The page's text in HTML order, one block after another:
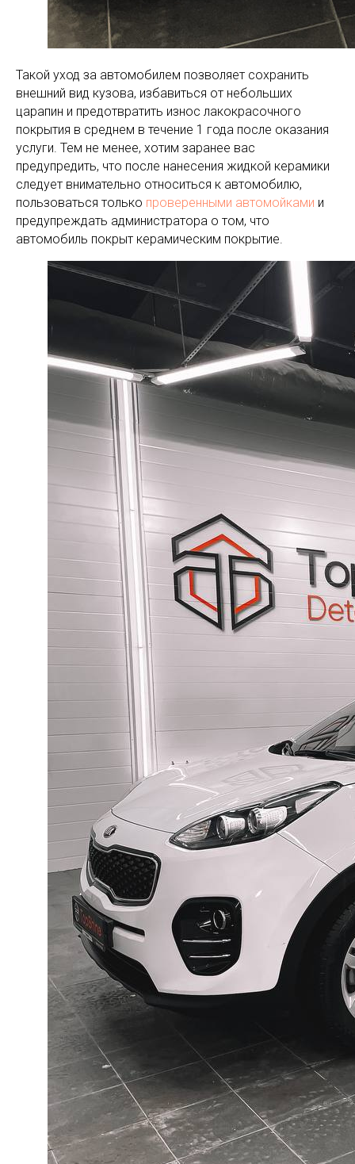
Такой уход за автомобилем позволяет сохранить
внешний вид кузова, избавиться от небольших
царапин и предотвратить износ лакокрасочного
покрытия в среднем в течение 1 года после оказания
услуги. Тем не менее, хотим заранее вас
предупредить, что после нанесения жидкой керамики
следует внимательно относиться к автомобилю,
пользоваться только проверенными автомойками и
предупреждать администратора о том, что
автомобиль покрыт керамическим покрытие.